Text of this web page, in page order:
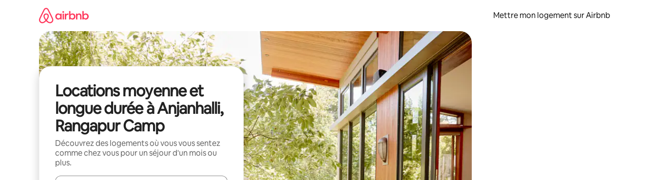
Mettre mon logement sur Airbnb
Locations moyenne et
longue durée à Anjanhalli,
Rangapur Camp
Découvrez des logements où vous vous sentez
comme chez vous pour un séjour d'un mois ou
plus.